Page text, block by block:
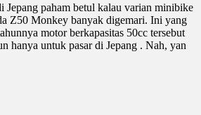
Jepang paham betul kalau varian minibike
Z50 Monkey banyak digemari. Ini yang
motor berkapasitas 50cc tersebut
hanya untuk pasar di Jepang . Nah, yan